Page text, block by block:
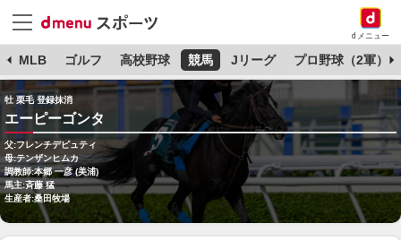
dメニュー
MLB ゴルフ 高校野球 競馬 Jリーグ プロ野球（2軍）
牡 栗毛 登録抹消
エーピーゴンタ
父:フレンチデピュティ
母:テンザンヒムカ
調教師:本郷 一彦 (美浦)
馬主:斉藤 猛
生産者:桑田牧場